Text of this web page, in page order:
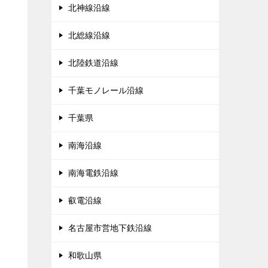
北神線沿線
北総線沿線
北陸鉄道沿線
千葉モノレール沿線
千葉県
南海沿線
南海電鉄沿線
叡電沿線
名古屋市営地下鉄沿線
和歌山県